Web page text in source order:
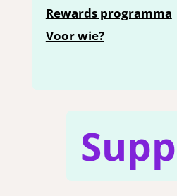
Rewards programma
Voor wie?